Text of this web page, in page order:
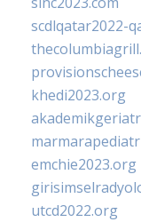
scdlqatar2022-
khedi2023.org
emchie2023.org
utcd2022.org